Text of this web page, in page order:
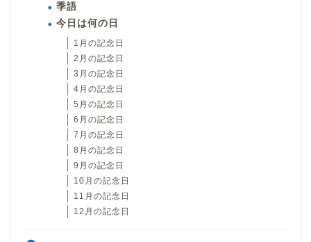
季語
今日は何の日
1月の記念日
2月の記念日
3月の記念日
4月の記念日
5月の記念日
6月の記念日
7月の記念日
8月の記念日
9月の記念日
10月の記念日
11月の記念日
12月の記念日